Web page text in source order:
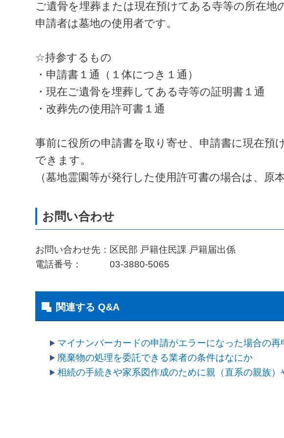
ご遺骨を埋葬または現在預けてある寺等の所在地
申請者は墓地の使用者です。
☆持参するもの
・申請書１通（１体につき１通）
・現在ご遺骨を埋葬してある寺等の証明書１通
・改葬先の使用許可書１通
事前に役所の申請書を取り寄せ、申請書に現在
できます。
（墓地霊園等が発行した使用許可書の場合は、原
お問い合わせ先：区民部 戸籍住民課 戸籍届出係
電話番号： 03-3880-5065
関連する Q&A
マイナンバーカードの申請がエラーになった場合の
廃棄物の処理を委託できる業者の条件はなにか
相続の手続きや家系図作成のために親（直系の親族